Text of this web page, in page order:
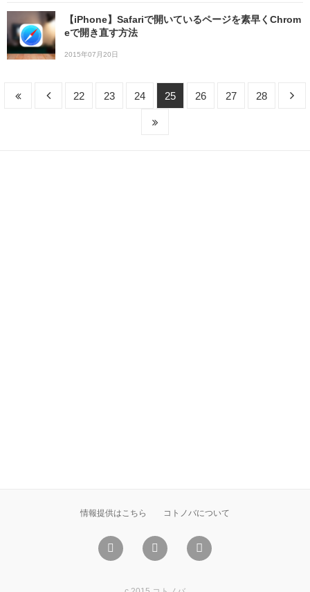
【iPhone】Safariで開いているページを素早くChrom
eで開き直す方法
2015年07月20日
22 23 24 25 26 27 28
情報提供はこちら コトノバについて